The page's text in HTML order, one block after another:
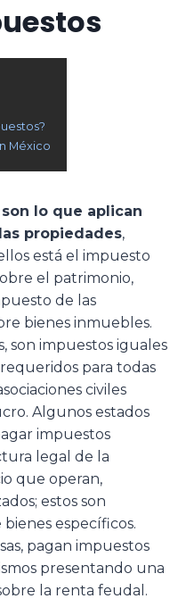
México
lo que aplican
propiedades,
está el impuesto
el patrimonio,
de las
bienes inmuebles.
son impuestos iguales
para todas
civiles
Algunos estados
impuestos
legal de la
que operan,
estos son
bienes específicos.
pagan impuestos
presentando una
la renta feudal.